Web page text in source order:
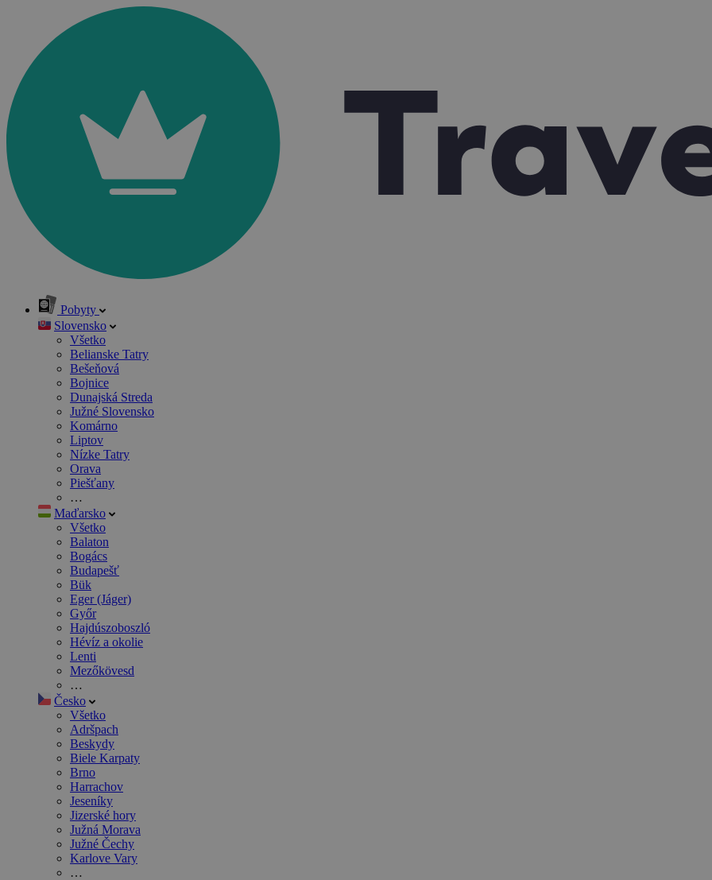
Pobyty
Slovensko
Všetko
Belianske Tatry
Bešeňová
Bojnice
Dunajská Streda
Južné Slovensko
Komárno
Liptov
Nízke Tatry
Orava
Piešťany
…
Maďarsko
Všetko
Balaton
Bogács
Budapešť
Bük
Eger (Jáger)
Győr
Hajdúszoboszló
Hévíz a okolie
Lenti
Mezőkövesd
…
Česko
Všetko
Adršpach
Beskydy
Biele Karpaty
Brno
Harrachov
Jeseníky
Jizerské hory
Južná Morava
Južné Čechy
Karlove Vary
…